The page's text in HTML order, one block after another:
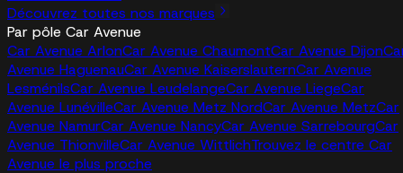
Découvrez toutes nos marques
Par pôle Car Avenue
Car Avenue ArlonCar Avenue ChaumontCar Avenue Dijon
Avenue HaguenauCar Avenue KaiserslauternCar Avenue
LesménilsCar Avenue LeudelangeCar Avenue LiegeCar
Avenue LunévilleCar Avenue Metz NordCar Avenue MetzCar
Avenue NamurCar Avenue NancyCar Avenue SarrebourgCar
Avenue ThionvilleCar Avenue WittlichTrouvez le centre Car
Avenue le plus proche